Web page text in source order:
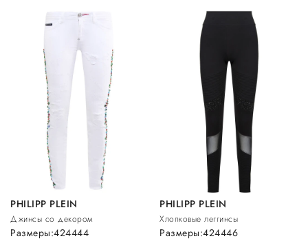
PHILIPP PLEIN
Джинсы со декором
Размеры:424444
PHILIPP PLEIN
Хлопковые леггинсы
Размеры:424446